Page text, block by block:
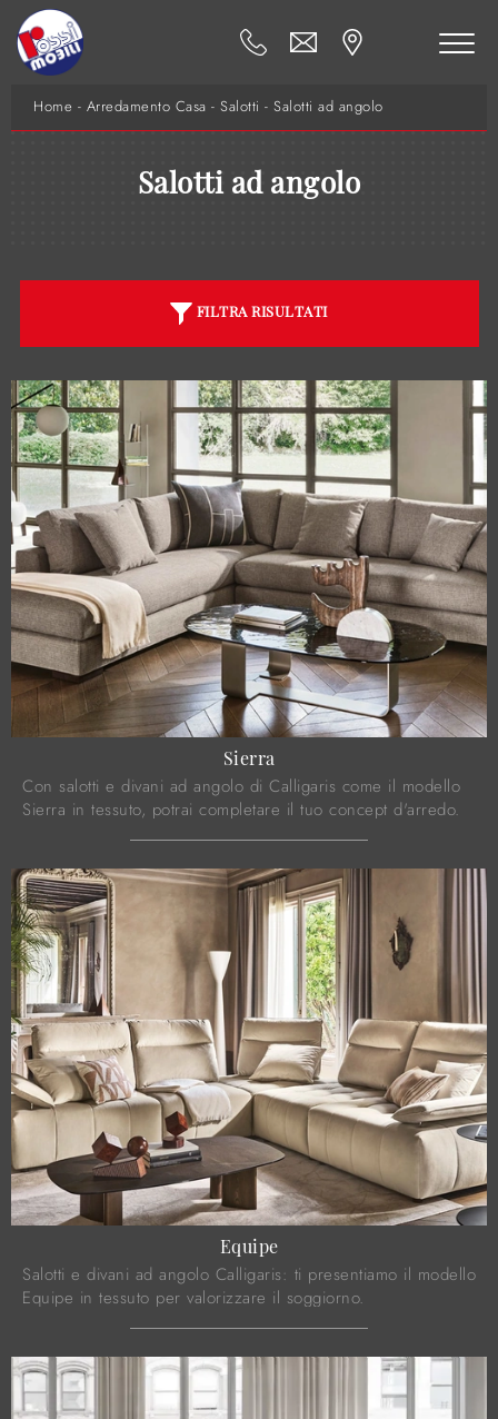
Home - Arredamento Casa - Salotti - Salotti ad angolo
Salotti ad angolo
FILTRA RISULTATI
Sierra
Con salotti e divani ad angolo di Calligaris come il modello
Sierra in tessuto, potrai completare il tuo concept d'arredo.
Equipe
Salotti e divani ad angolo Calligaris: ti presentiamo il modello
Equipe in tessuto per valorizzare il soggiorno.